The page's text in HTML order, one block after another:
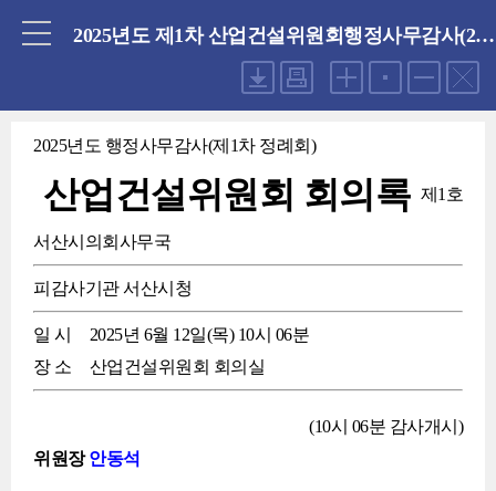
2025년도 제1차 산업건설위원회행정사무감사(2025.06.12 목요일)
2025년도 행정사무감사(제1차 정례회)
산업건설위원회 회의록 제1호
서산시의회사무국
피감사기관서산시청
일 시
2025년 6월 12일(목) 10시 06분
장 소
산업건설위원회 회의실
(10시 06분 감사개시)
위원장안동석